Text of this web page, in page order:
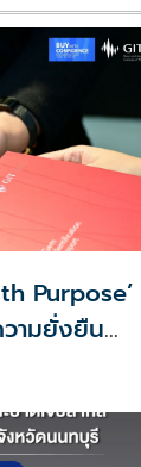
Purpose’
ามยั่งยืน